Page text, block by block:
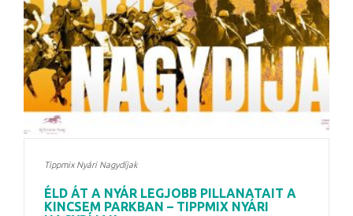
Tippmix Nyári Nagydíjak
ÉLD ÁT A NYÁR LEGJOBB PILLANATAIT A
KINCSEM PARKBAN – TIPPMIX NYÁRI